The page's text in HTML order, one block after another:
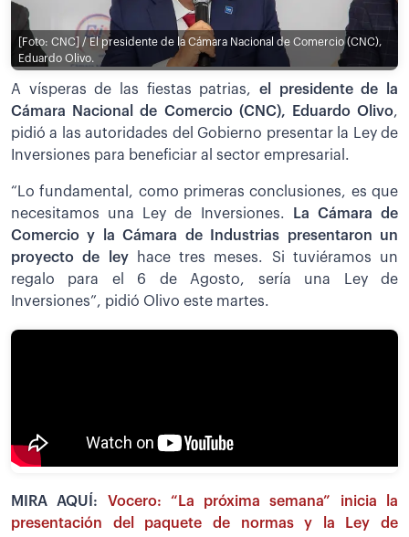
[Foto: CNC] / El presidente de la Cámara Nacional de Comercio (CNC),
Eduardo Olivo.
A vísperas de las fiestas patrias, el presidente de la
Cámara Nacional de Comercio (CNC), Eduardo Olivo,
pidió a las autoridades del Gobierno presentar la Ley de
Inversiones para beneficiar al sector empresarial.
“Lo fundamental, como primeras conclusiones, es que
necesitamos una Ley de Inversiones.
La Cámara de
Comercio y la Cámara de Industrias presentaron un
proyecto de leyhace tres meses. Si tuviéramos un
regalo para el 6 de Agosto, sería una Ley de
Inversiones”, pidió Olivo este martes.
MIRA AQUÍ: Vocero: “La próxima semana” inicia la
presentación del paquete de normas y la Ley de